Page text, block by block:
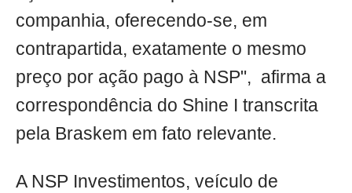
companhia, oferecendo-se, em
contrapartida, exatamente o mesmo
preço por ação pago à NSP", afirma a
correspondência do Shine I transcrita
pela Braskem em fato relevante.
A NSP Investimentos, veículo de